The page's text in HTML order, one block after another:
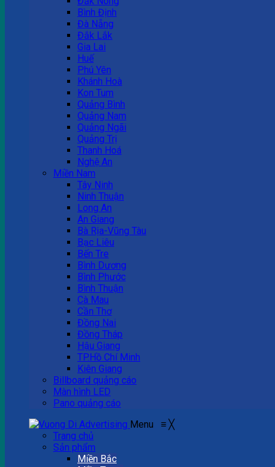
Bình Định
Đà Nẵng
Đắk Lắk
Gia Lai
Huế
Phú Yên
Khánh Hoà
Kon Tum
Quảng Bình
Quảng Nam
Quảng Ngãi
Quảng Trị
Thanh Hoá
Nghệ An
Miền Nam
Tây Ninh
Ninh Thuận
Long An
An Giang
Bà Rịa-Vũng Tàu
Bạc Liêu
Bến Tre
Bình Dương
Bình Phước
Bình Thuận
Cà Mau
Cần Thơ
Đồng Nai
Đồng Tháp
Hậu Giang
TP.Hồ Chí Minh
Kiên Giang
Billboard quảng cáo
Màn hình LED
Pano quảng cáo
Menu ≡ ╳
Trang chủ
Sản phẩm
Miền Bắc